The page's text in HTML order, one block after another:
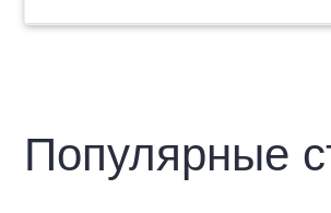
Популярные